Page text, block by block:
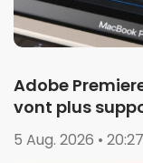
Adobe
vont plus
5 Aug. 2026 • 20:27